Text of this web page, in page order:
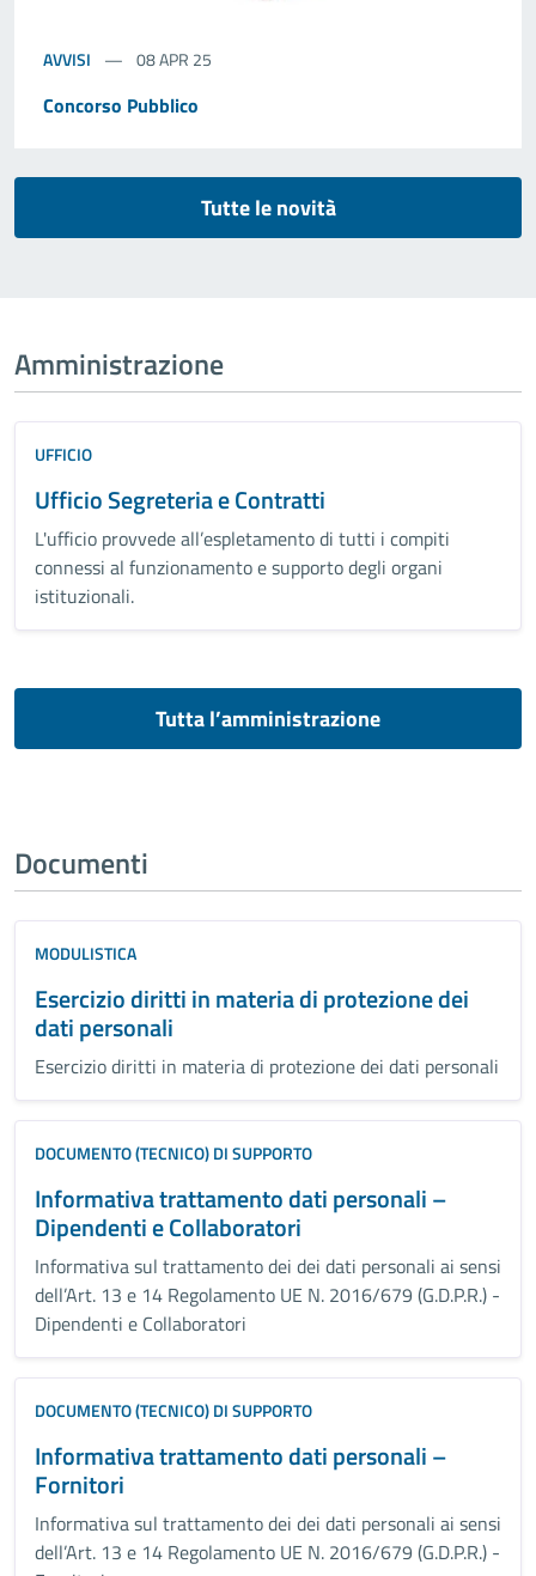
AVVISI 08 APR 25
Concorso Pubblico
Tutte le novità
Amministrazione
UFFICIO
Ufficio Segreteria e Contratti
L'ufficio provvede all’espletamento di tutti i compiti
connessi al funzionamento e supporto degli organi
istituzionali.
Tutta l’amministrazione
Documenti
MODULISTICA
Esercizio diritti in materia di protezione dei
dati personali
Esercizio diritti in materia di protezione dei dati personali
DOCUMENTO (TECNICO) DI SUPPORTO
Informativa trattamento dati personali –
Dipendenti e Collaboratori
Informativa sul trattamento dei dei dati personali ai sensi
dell’Art. 13 e 14 Regolamento UE N. 2016/679 (G.D.P.R.) -
Dipendenti e Collaboratori
DOCUMENTO (TECNICO) DI SUPPORTO
Informativa trattamento dati personali –
Fornitori
Informativa sul trattamento dei dei dati personali ai sensi
dell’Art. 13 e 14 Regolamento UE N. 2016/679 (G.D.P.R.) -